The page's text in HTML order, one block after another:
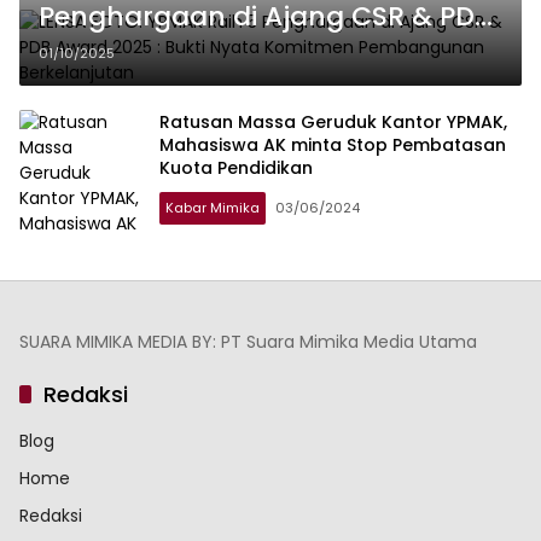
Penghargaan di Ajang CSR & PDB
Award 2025 : Bukti Nyata
Komitmen Pembangunan
Berkelanjutan
01/10/2025
Ratusan Massa Geruduk Kantor YPMAK,
Mahasiswa AK minta Stop Pembatasan
Kuota Pendidikan
Kabar Mimika 03/06/2024
SUARA MIMIKA MEDIA BY: PT Suara Mimika Media Utama
Redaksi
Blog
Home
Redaksi